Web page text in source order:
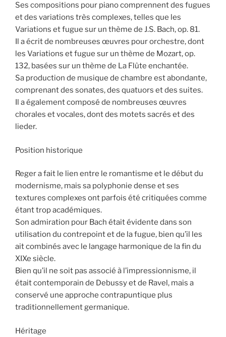
Ses compositions pour piano comprennent des fugues
et des variations très complexes, telles que les
Variations et fugue sur un thème de J.S. Bach, op. 81.
Il a écrit de nombreuses œuvres pour orchestre, dont
les Variations et fugue sur un thème de Mozart, op.
132, basées sur un thème de La Flûte enchantée.
Sa production de musique de chambre est abondante,
comprenant des sonates, des quatuors et des suites.
Il a également composé de nombreuses œuvres
chorales et vocales, dont des motets sacrés et des
lieder.
Position historique
Reger a fait le lien entre le romantisme et le début du
modernisme, mais sa polyphonie dense et ses
textures complexes ont parfois été critiquées comme
étant trop académiques.
Son admiration pour Bach était évidente dans son
utilisation du contrepoint et de la fugue, bien qu’il les
ait combinés avec le langage harmonique de la fin du
XIXe siècle.
Bien qu’il ne soit pas associé à l’impressionnisme, il
était contemporain de Debussy et de Ravel, mais a
conservé une approche contrapuntique plus
traditionnellement germanique.
Héritage